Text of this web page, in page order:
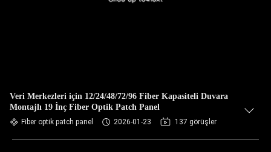
Veri Merkezleri için 12/24/48/72/96 Fiber Kapasiteli Duvara
Montajlı 19 İnç Fiber Optik Patch Panel
Fiber optik patch panel 2026-01-23 137 görüşler